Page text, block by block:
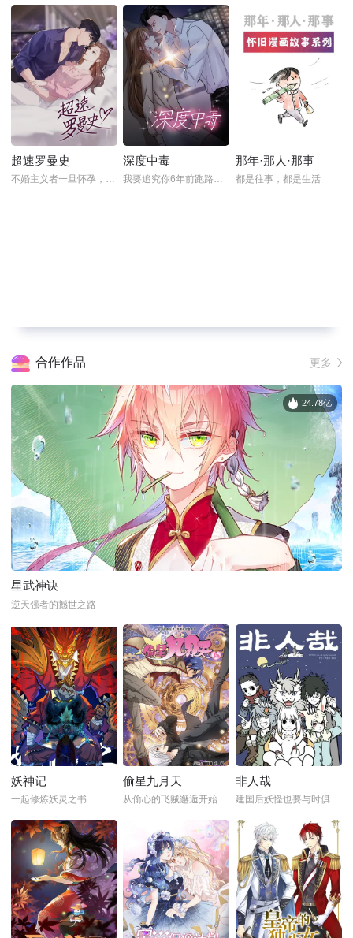
超速罗曼史
不婚主义者一旦怀孕，那该怎么办？
深度中毒
我要追究你6年前跑路的责任
那年·那人·那事
都是往事，都是生活
合作作品 更多
星武神诀
逆天强者的撼世之路
24.78亿
妖神记
一起修炼妖灵之书
偷星九月天
从偷心的飞贼邂逅开始
非人哉
建国后妖怪也要与时俱进才行